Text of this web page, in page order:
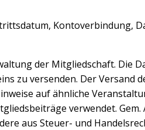
Kontoverbindung,
der Mitgliedschaft. Die
zu versenden. Der Versand
auf ähnliche
verwendet. Gem.
aus Steuer- und